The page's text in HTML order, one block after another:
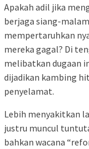
Apakah adil jika
berjaga siang-
mempertaruhkan
mereka gagal? Di
melibatkan dugaan
dijadikan kambing
penyelamat.
Lebih menyakitkan
justru muncul
bahkan wacana